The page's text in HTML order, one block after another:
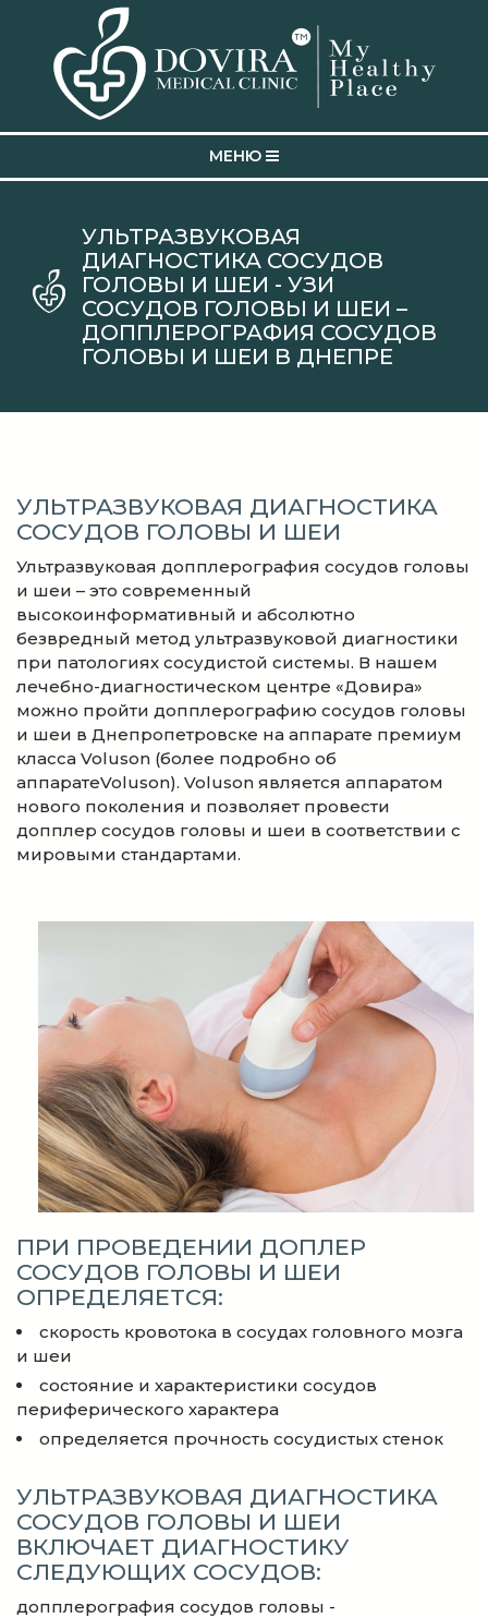
MEНЮ
УЛЬТРАЗВУКОВАЯ
ДИАГНОСТИКА СОСУДОВ
ГОЛОВЫ И ШЕИ - УЗИ
СОСУДОВ ГОЛОВЫ И ШЕИ –
ДОППЛЕРОГРАФИЯ СОСУДОВ
ГОЛОВЫ И ШЕИ В ДНЕПРЕ
УЛЬТРАЗВУКОВАЯ ДИАГНОСТИКА
СОСУДОВ ГОЛОВЫ И ШЕИ
Ультразвуковая допплерография сосудов головы
и шеи – это современный
высокоинформативный и абсолютно
безвредный метод ультразвуковой диагностики
при патологиях сосудистой системы. В нашем
лечебно-диагностическом центре «Довира»
можно пройти допплерографию сосудов головы
и шеи в Днепропетровске на аппарате премиум
класса Voluson (более подробно об
аппаратеVoluson). Voluson является аппаратом
нового поколения и позволяет провести
допплер сосудов головы и шеи в соответствии с
мировыми стандартами.
ПРИ ПРОВЕДЕНИИ ДОПЛЕР
СОСУДОВ ГОЛОВЫ И ШЕИ
ОПРЕДЕЛЯЕТСЯ:
скорость кровотока в сосудах головного мозга
и шеи
состояние и характеристики сосудов
периферического характера
определяется прочность сосудистых стенок
УЛЬТРАЗВУКОВАЯ ДИАГНОСТИКА
СОСУДОВ ГОЛОВЫ И ШЕИ
ВКЛЮЧАЕТ ДИАГНОСТИКУ
СЛЕДУЮЩИХ СОСУДОВ:
допплерография сосудов головы -